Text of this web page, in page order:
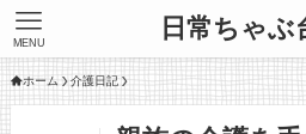
日常ちゃぶ
MENU
ホーム 介護日記